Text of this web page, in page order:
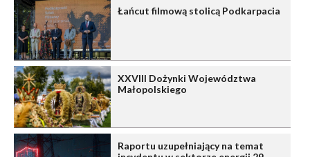
Łańcut filmową stolicą Podkarpacia
XXVIII Dożynki Województwa
Małopolskiego
Raportu uzupełniający na temat